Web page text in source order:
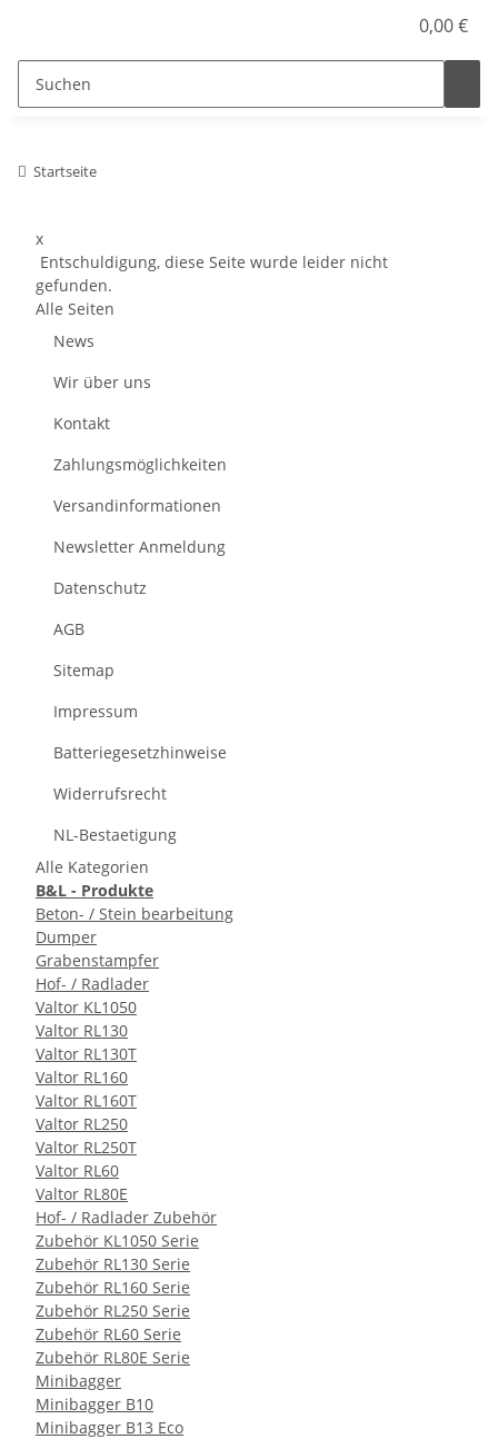
0,00 €
Startseite
x
Entschuldigung, diese Seite wurde leider nicht
gefunden.
Alle Seiten
News
Wir über uns
Kontakt
Zahlungsmöglichkeiten
Versandinformationen
Newsletter Anmeldung
Datenschutz
AGB
Sitemap
Impressum
Batteriegesetzhinweise
Widerrufsrecht
NL-Bestaetigung
Alle Kategorien
B&L - Produkte
Beton- / Stein bearbeitung
Dumper
Grabenstampfer
Hof- / Radlader
Valtor KL1050
Valtor RL130
Valtor RL130T
Valtor RL160
Valtor RL160T
Valtor RL250
Valtor RL250T
Valtor RL60
Valtor RL80E
Hof- / Radlader Zubehör
Zubehör KL1050 Serie
Zubehör RL130 Serie
Zubehör RL160 Serie
Zubehör RL250 Serie
Zubehör RL60 Serie
Zubehör RL80E Serie
Minibagger
Minibagger B10
Minibagger B13 Eco